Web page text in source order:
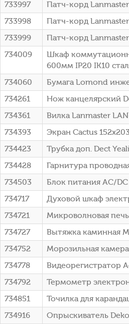
733997
Патч-корд
733998
Патч-корд
733999
Патч-корд
734009
Шкаф
600мм IP20 IK10
734060
Бумага Lomond
734261
Нож канцелярский
734361
Вилка Lanmaster
734393
Экран Cactus
734423
Трубка доп. Dect
734428
Гарнитура
734503
Блок питания AC/DC
734717
Духовой шкаф
734721
Микроволновая
734727
Вытяжка каминная
734752
Морозильная
734778
Видеорегистратор
734792
Термометр
734851
Точилка для
734916
Опрыскиватель